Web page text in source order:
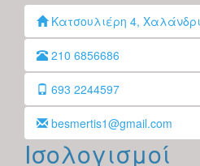
Κατσουλιέρη 4,
210 6856686
693 2244597
besmertis1@gmail.com
Ισολογισμοί